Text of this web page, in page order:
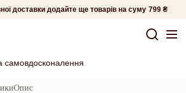
доставки додайте ще товарів на суму 799 ₴
самовдосконалення
Опис